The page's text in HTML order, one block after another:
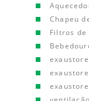
Chapeu
Filtros de